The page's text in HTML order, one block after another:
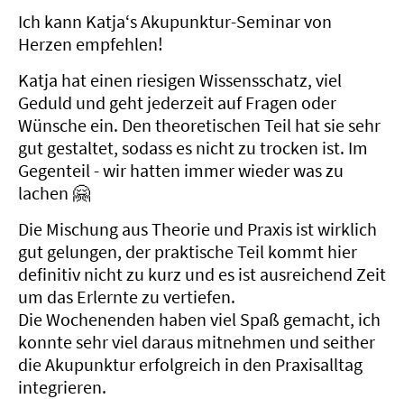
Ich kann Katja‘s Akupunktur-Seminar von
Herzen empfehlen!
Katja hat einen riesigen Wissensschatz, viel
Geduld und geht jederzeit auf Fragen oder
Wünsche ein. Den theoretischen Teil hat sie sehr
gut gestaltet, sodass es nicht zu trocken ist. Im
Gegenteil - wir hatten immer wieder was zu
lachen 🤗
Die Mischung aus Theorie und Praxis ist wirklich
gut gelungen, der praktische Teil kommt hier
definitiv nicht zu kurz und es ist ausreichend Zeit
um das Erlernte zu vertiefen.
Die Wochenenden haben viel Spaß gemacht, ich
konnte sehr viel daraus mitnehmen und seither
die Akupunktur erfolgreich in den Praxisalltag
integrieren.